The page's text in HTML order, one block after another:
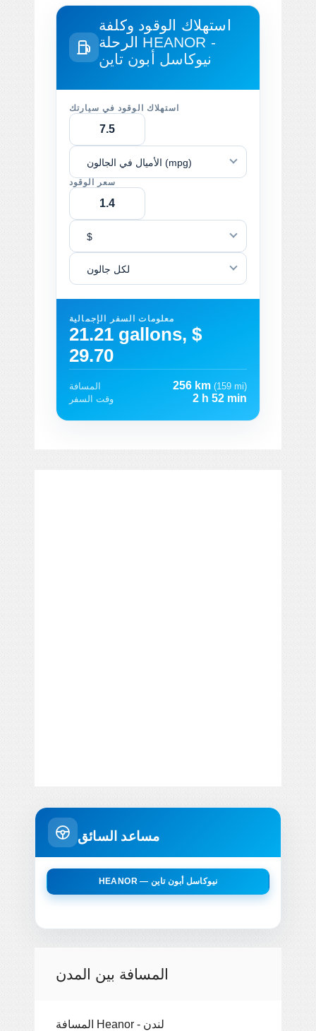
استهلاك الوقود وكلفة
HEANOR -
نيوكاسل أبون تاين
استهلاك الوقود في سيارتك
الأميال في الجالون (mpg)
سعر الوقود
$
لكل جالون
معلومات السفر الإجمالية
21.21 gallons, $
29.70
المسافة 256 km (159 mi)
وقت السفر
2 h 52 min
مساعد السائق
HEANOR — نيوكاسل أبون تاين
المسافة بين المدن
المسافة Heanor - لندن